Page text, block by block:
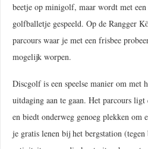
beetje op minigolf, maar wordt met een
golfballetje gespeeld. Op de Rangger
parcours waar je met een frisbee
mogelijk worpen.
Discgolf is een speelse manier om met
uitdaging aan te gaan. Het parcours
en biedt onderweg genoeg plekken om
je gratis lenen bij het bergstation